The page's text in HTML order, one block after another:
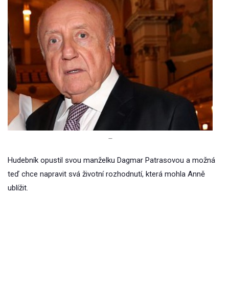
–
Hudebník opustil svou manželku Dagmar Patrasovou a možná
teď chce napravit svá životní rozhodnutí, která mohla Anně
ublížit.